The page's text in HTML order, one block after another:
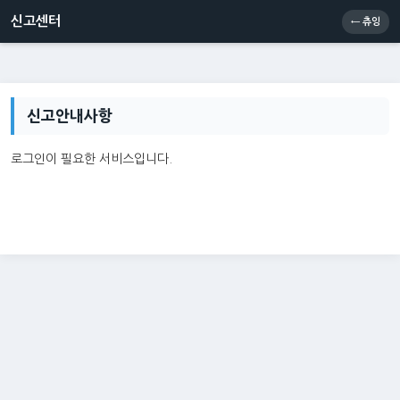
신고센터 메인
신고센터 ← 츄잉
신고안내사항
로그인이 필요한 서비스입니다.